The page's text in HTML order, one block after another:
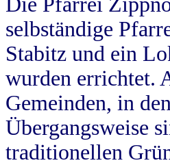
selbständige
Stabitz und ein
wurden errichtet.
Gemeinden, in
Übergangsweise
traditionellen